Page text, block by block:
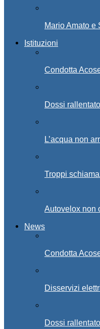
Mario Amato e
Istituzioni
Condotta
Dossi
L’acqua non
Troppi
Autovelox non
News
Condotta
Disservizi
Dossi